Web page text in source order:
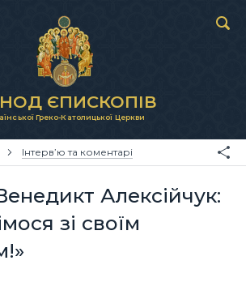
ЄПИСКОПІВ
Греко-Католицької Церкви
Інтерв’ю та коментарі
Алексійчук:
зі своїм